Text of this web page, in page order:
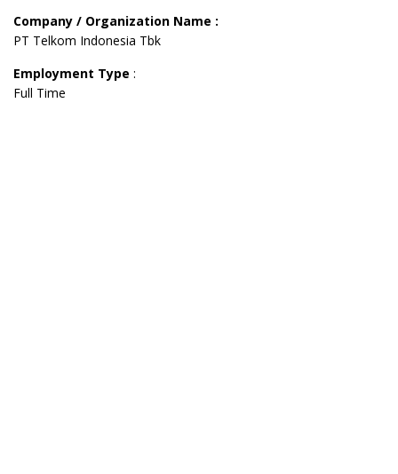
Company / Organization Name :
PT Telkom Indonesia Tbk
Employment Type :
Full Time